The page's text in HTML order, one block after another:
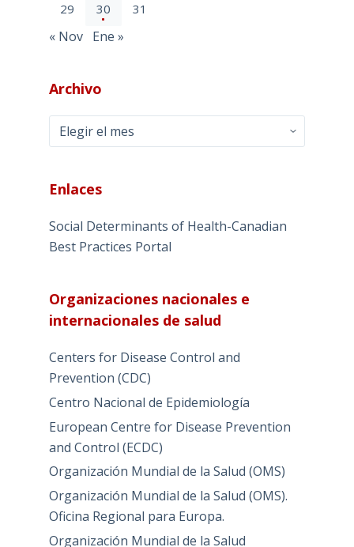
29 30 31
« Nov Ene »
Archivo
Archivo
Enlaces
Social Determinants of Health-Canadian
Best Practices Portal
Organizaciones nacionales e
internacionales de salud
Centers for Disease Control and
Prevention (CDC)
Centro Nacional de Epidemiología
European Centre for Disease Prevention
and Control (ECDC)
Organización Mundial de la Salud (OMS)
Organización Mundial de la Salud (OMS).
Oficina Regional para Europa.
Organización Mundial de la Salud